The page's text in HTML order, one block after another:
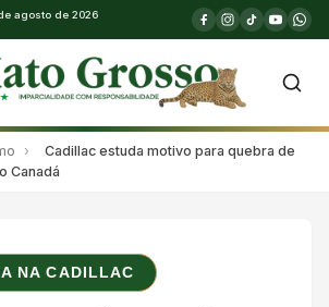
agosto de 2026
›
Cadillac estuda motivo para quebra de
Canadá
NA CADILLAC